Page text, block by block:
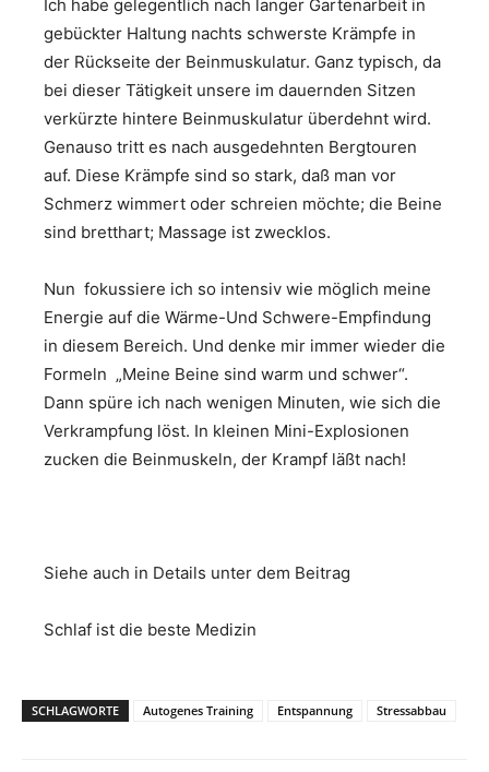
Ich habe gelegentlich nach langer Gartenarbeit in
gebückter Haltung nachts schwerste Krämpfe in
der Rückseite der Beinmuskulatur. Ganz typisch, da
bei dieser Tätigkeit unsere im dauernden Sitzen
verkürzte hintere Beinmuskulatur überdehnt wird.
Genauso tritt es nach ausgedehnten Bergtouren
auf. Diese Krämpfe sind so stark, daß man vor
Schmerz wimmert oder schreien möchte; die Beine
sind bretthart; Massage ist zwecklos.
Nun fokussiere ich so intensiv wie möglich meine
Energie auf die Wärme-Und Schwere-Empfindung
in diesem Bereich. Und denke mir immer wieder die
Formeln „Meine Beine sind warm und schwer“.
Dann spüre ich nach wenigen Minuten, wie sich die
Verkrampfung löst. In kleinen Mini-Explosionen
zucken die Beinmuskeln, der Krampf läßt nach!
Siehe auch in Details unter dem Beitrag
Schlaf ist die beste Medizin
SCHLAGWORTE Autogenes Training Entspannung Stressabbau